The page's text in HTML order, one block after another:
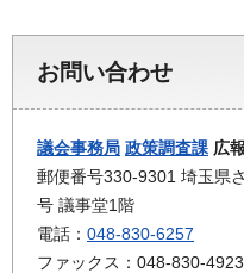
お問い合わせ
議会事務局 政策調査課 広
郵便番号330-9301 埼玉県
号 議事堂1階
電話： 048-830-6257
ファックス：048-830-4923